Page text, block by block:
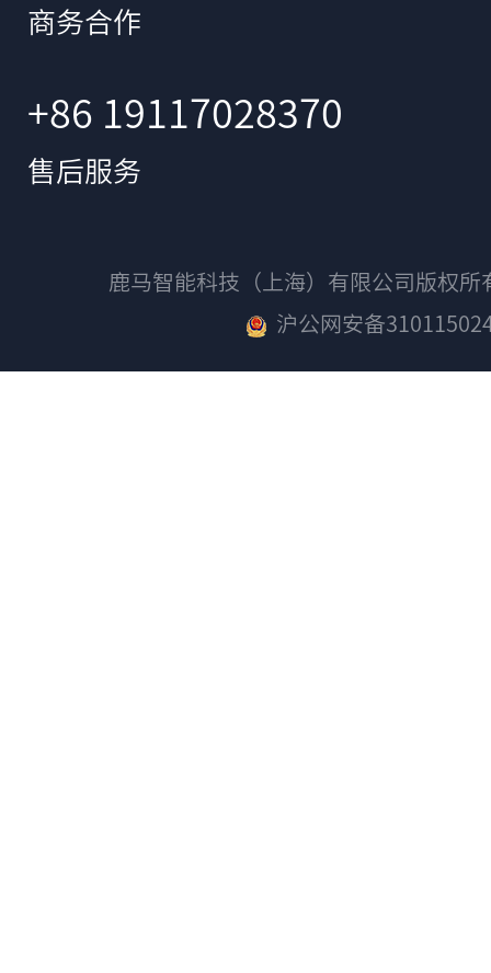
商务合作
+86 19117028370
售后服务
鹿马智能科技（上海）有限公司版权
沪公网安备